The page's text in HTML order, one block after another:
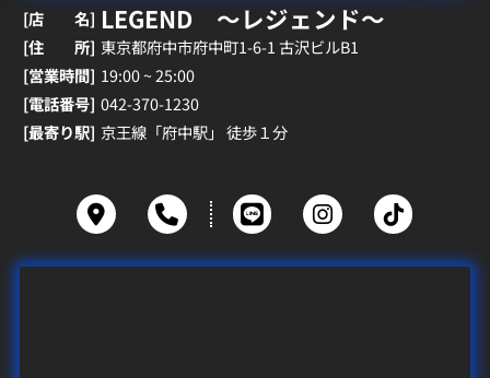
[店 名] LEGEND ～レジェンド～
[住 所] 東京都府中市府中町1-6-1 古沢ビルB1
[営業時間] 19:00 ~ 25:00
[電話番号] 042-370-1230
[最寄り駅] 京王線「府中駅」 徒歩１分